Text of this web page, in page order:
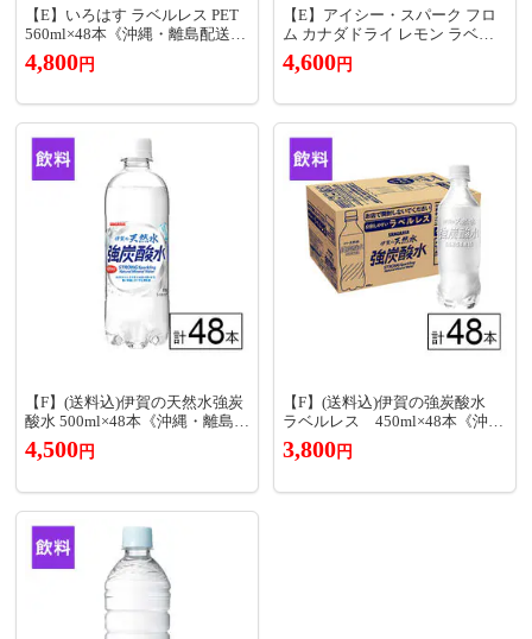
【E】いろはす ラベルレス PET
560ml×48本《沖縄・離島配送不
可》
4,800円
【E】アイシー・スパーク フロ
ム カナダドライ レモン ラベル
レス PET 430ml×48本《沖縄・離
島配送不可》
4,600円
【F】(送料込)伊賀の天然水強炭
酸水 500ml×48本《沖縄・離島配
送不可》
4,500円
【F】(送料込)伊賀の強炭酸水
ラベルレス 450ml×48本《沖
縄・離島配送不可》
3,800円